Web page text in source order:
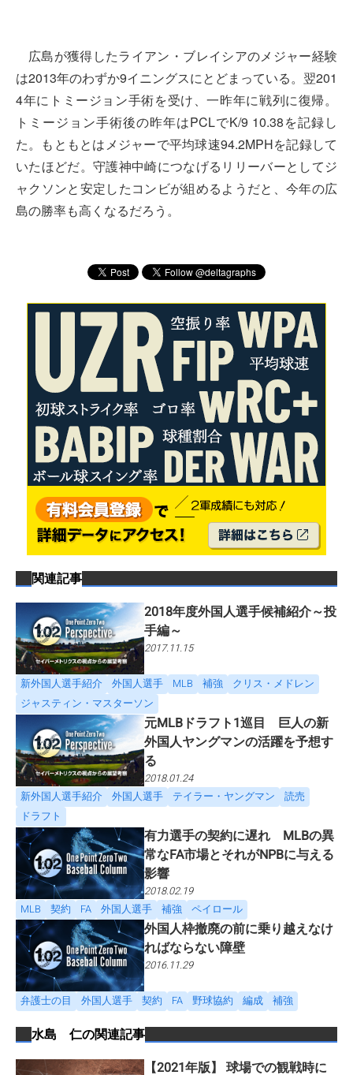
広島が獲得したライアン・ブレイシアのメジャー経験
は2013年のわずか9イニングスにとどまっている。翌201
4年にトミージョン手術を受け、一昨年に戦列に復帰。
トミージョン手術後の昨年はPCLでK/9 10.38を記録し
た。もともとはメジャーで平均球速94.2MPHを記録して
いたほどだ。守護神中崎につなげるリリーバーとしてジ
ャクソンと安定したコンビが組めるようだと、今年の広
島の勝率も高くなるだろう。
関連記事
2018年度外国人選手候補紹介～投
手編～
2017.11.15
新外国人選手紹介 外国人選手 MLB 補強
クリス・メドレン
ジャスティン・マスターソン
元MLBドラフト1巡目 巨人の新
外国人ヤングマンの活躍を予想す
る
2018.01.24
新外国人選手紹介
外国人選手 テイラー・ヤングマン
読売
ドラフト
有力選手の契約に遅れ MLBの異
常なFA市場とそれがNPBに与える
影響
2018.02.19
MLB
契約 FA 外国人選手 補強 ペイロール
外国人枠撤廃の前に乗り越えなけ
ればならない障壁
2016.11.29
弁護士の目 外国人選手 契約 FA 野球協約 編成 補強
水島 仁の関連記事
【2021年版】 球場での観戦時に